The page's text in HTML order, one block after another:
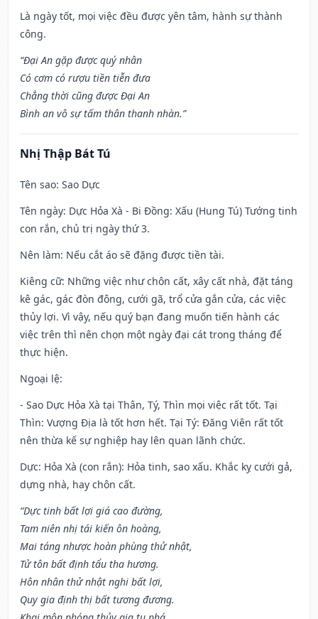
Là ngày tốt, mọi việc đều được yên tâm, hành sự thành
công.
“Đại An gặp được quý nhân
Có cơm có rượu tiền tiễn đưa
Chẳng thời cũng được Đại An
Bình an vô sự tấm thân thanh nhàn.”
Nhị Thập Bát Tú
Tên sao: Sao Dực
Tên ngày: Dực Hỏa Xà - Bi Đồng: Xấu (Hung Tú) Tướng tinh
con rắn, chủ trị ngày thứ 3.
Nên làm: Nếu cắt áo sẽ đặng được tiền tài.
Kiêng cữ: Những việc như chôn cất, xây cất nhà, đặt táng
kê gác, gác đòn đông, cưới gã, trổ cửa gắn cửa, các việc
thủy lợi. Vì vậy, nếu quý bạn đang muốn tiến hành các
việc trên thì nên chọn một ngày đại cát trong tháng để
thực hiện.
Ngoại lệ:
- Sao Dực Hỏa Xà tại Thân, Tý, Thìn mọi việc rất tốt. Tại
Thìn: Vượng Địa là tốt hơn hết. Tại Tý: Đăng Viên rất tốt
nên thừa kế sự nghiệp hay lên quan lãnh chức.
Dực: Hỏa Xà (con rắn): Hỏa tinh, sao xấu. Khắc kỵ cưới gả,
dựng nhà, hay chôn cất.
“Dực tinh bất lợi giá cao đường,
Tam niên nhị tái kiến ôn hoàng,
Mai táng nhược hoàn phùng thử nhật,
Tử tôn bất định tẩu tha hương.
Hôn nhân thử nhật nghi bất lợi,
Quy gia định thị bất tương đương.